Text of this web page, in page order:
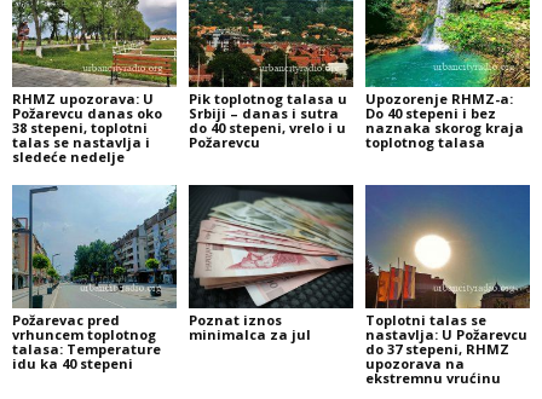
RHMZ upozorava: U
Požarevcu danas oko
38 stepeni, toplotni
talas se nastavlja i
sledeće nedelje
Pik toplotnog talasa u
Srbiji – danas i sutra
do 40 stepeni, vrelo i u
Požarevcu
Upozorenje RHMZ-a:
Do 40 stepeni i bez
naznaka skorog kraja
toplotnog talasa
Požarevac pred
vrhuncem toplotnog
talasa: Temperature
idu ka 40 stepeni
Poznat iznos
minimalca za jul
Toplotni talas se
nastavlja: U Požarevcu
do 37 stepeni, RHMZ
upozorava na
ekstremnu vrućinu